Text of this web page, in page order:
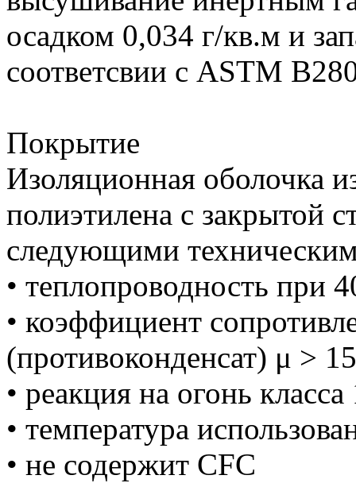
осадком 0,034 г/кв.м и
соответсвии с ASTM
Покрытие
Изоляционная оболочка
полиэтилена с закрытой
следующими
• теплопроводность при
• коэффициент
(противоконденсат) μ >
• реакция на огонь класса
• температура
• не содержит CFC